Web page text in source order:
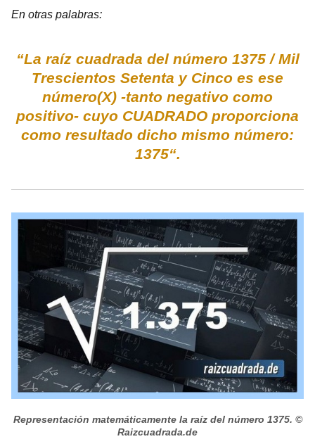
En otras palabras:
“La raíz cuadrada del número 1375 / Mil
Trescientos Setenta y Cinco es ese
número(X) -tanto negativo como
positivo- cuyo CUADRADO proporciona
como resultado dicho mismo número:
1375“.
Representación matemáticamente la raíz del número 1375. ©
Raizcuadrada.de